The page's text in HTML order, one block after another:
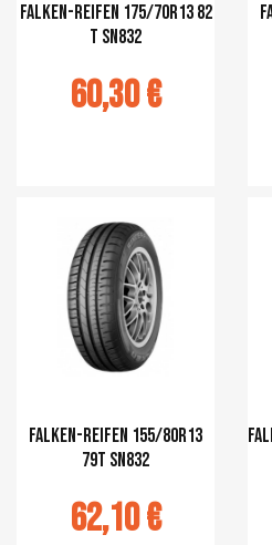
Falken-Reifen 175/70R13 82
T SN832
60,30 €
Falken-Reifen 155/80R13
79T SN832
62,10 €